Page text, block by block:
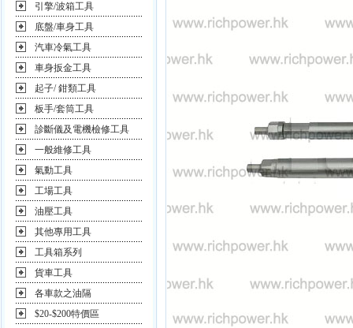
引擎/波箱工具
底盤/車身工具
汽車冷氣工具
車身扳金工具
起子/ 鉗類工具
板手/套筒工具
診斷儀及電機檢修工具
一般維修工具
氣動工具
工場工具
油壓工具
其他專用工具
工具箱系列
貨車工具
各車款之油隔
$20-$200特價區